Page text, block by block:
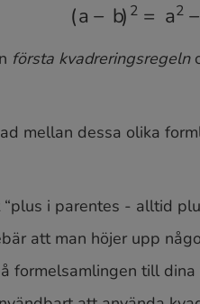
(a+b )2= a2 +2 ab
(a−b)2=a2−2a
första kvadreringsregeln
mellan dessa olika
i parentes - alltid
att man höjer upp
formelsamlingen till